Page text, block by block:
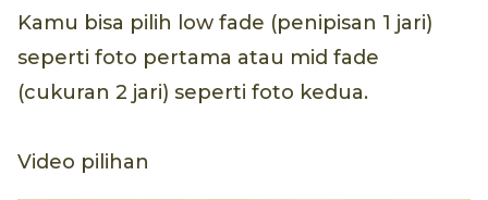
Kamu bisa pilih low fade (penipisan 1 jari)
seperti foto pertama atau mid fade
(cukuran 2 jari) seperti foto kedua.
Video pilihan